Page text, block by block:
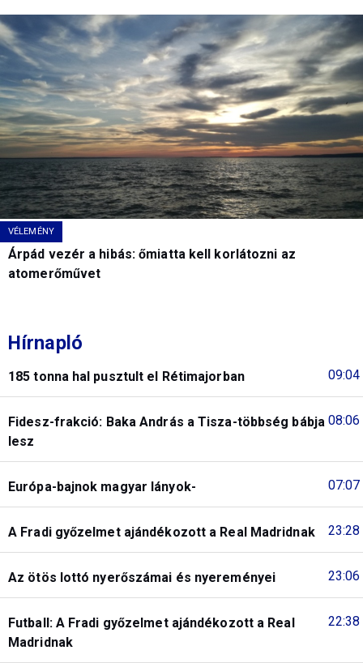
VÉLEMÉNY
Árpád vezér a hibás: őmiatta kell korlátozni az
atomerőművet
Hírnapló
09:04
185 tonna hal pusztult el Rétimajorban
08:06
Fidesz-frakció: Baka András a Tisza-többség bábja
lesz
07:07
Európa-bajnok magyar lányok-
23:28
A Fradi győzelmet ajándékozott a Real Madridnak
23:06
Az ötös lottó nyerőszámai és nyereményei
22:38
Futball: A Fradi győzelmet ajándékozott a Real
Madridnak